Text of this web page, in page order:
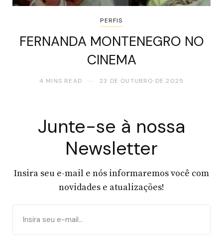
PERFIS
FERNANDA MONTENEGRO NO
CINEMA
4 MINS READ 23 DE OUTUBRO DE 2025
Junte-se à nossa
Newsletter
Insira seu e-mail e nós informaremos você com
novidades e atualizações!